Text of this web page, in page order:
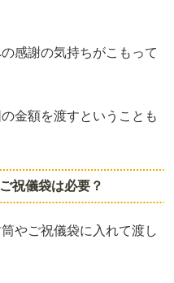
感謝の気持ちがこもって
金額を渡すということも
祝儀袋は必要？
やご祝儀袋に入れて渡し